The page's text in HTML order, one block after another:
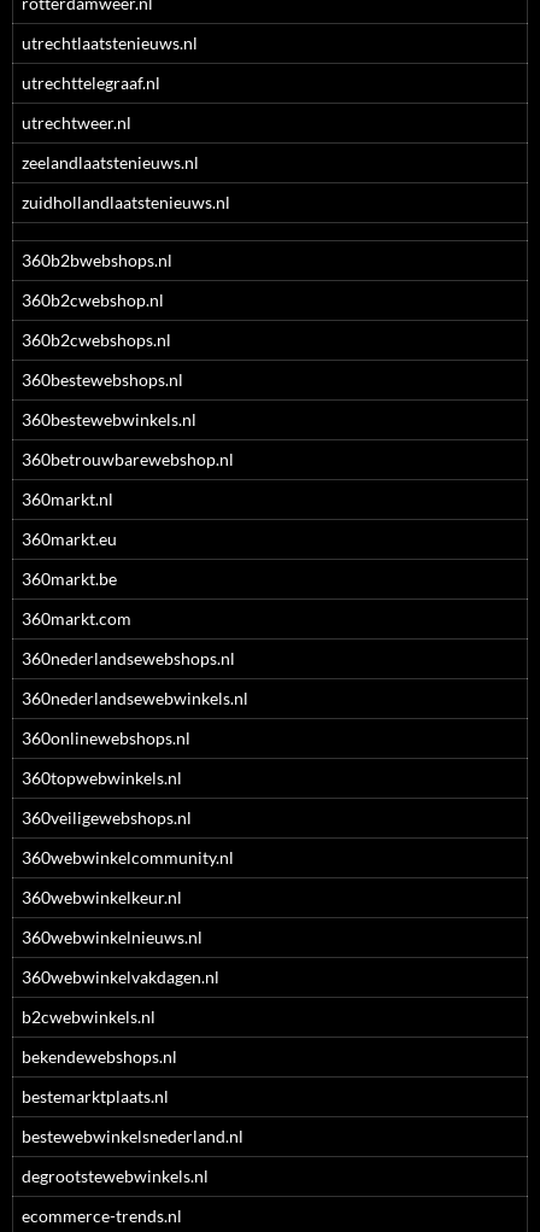
utrechtlaatstenieuws.nl
utrechttelegraaf.nl
utrechtweer.nl
zeelandlaatstenieuws.nl
zuidhollandlaatstenieuws.nl
360b2bwebshops.nl
360b2cwebshop.nl
360b2cwebshops.nl
360bestewebshops.nl
360bestewebwinkels.nl
360betrouwbarewebshop.nl
360markt.nl
360markt.eu
360markt.be
360markt.com
360nederlandsewebshops.nl
360nederlandsewebwinkels.nl
360onlinewebshops.nl
360topwebwinkels.nl
360veiligewebshops.nl
360webwinkelcommunity.nl
360webwinkelkeur.nl
360webwinkelnieuws.nl
360webwinkelvakdagen.nl
b2cwebwinkels.nl
bekendewebshops.nl
bestemarktplaats.nl
bestewebwinkelsnederland.nl
degrootstewebwinkels.nl
ecommerce-trends.nl